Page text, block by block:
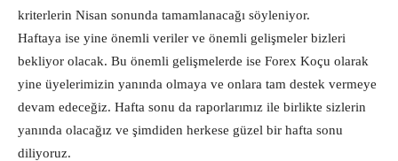
kriterlerin Nisan sonunda tamamlanacağı söyleniyor.
Haftaya ise yine önemli veriler ve önemli gelişmeler bizleri
bekliyor olacak. Bu önemli gelişmelerde ise Forex Koçu olarak
yine üyelerimizin yanında olmaya ve onlara tam destek vermeye
devam edeceğiz. Hafta sonu da raporlarımız ile birlikte sizlerin
yanında olacağız ve şimdiden herkese güzel bir hafta sonu
diliyoruz.